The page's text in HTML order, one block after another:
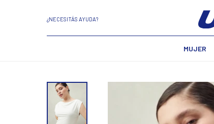
MUJER
¿NECESITÁS AYUDA?